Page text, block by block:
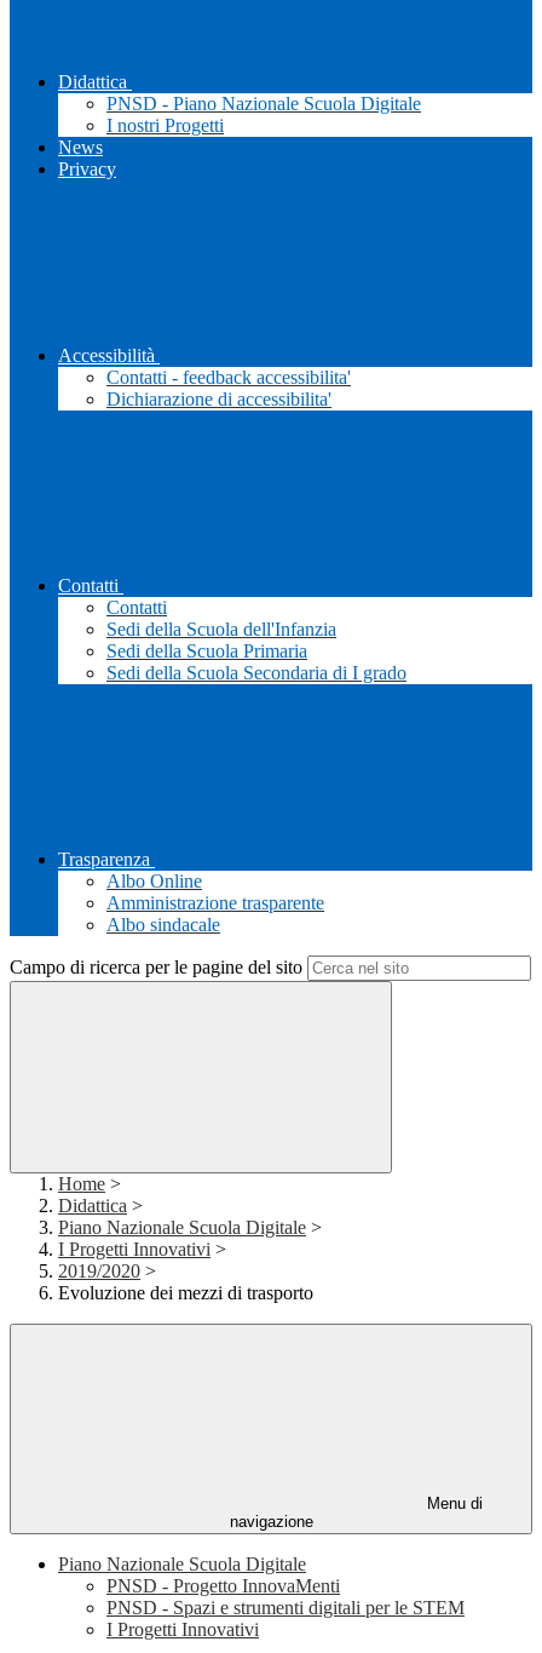
Didattica
PNSD - Piano Nazionale Scuola Digitale
I nostri Progetti
News
Privacy
Accessibilità
Contatti - feedback accessibilita'
Dichiarazione di accessibilita'
Contatti
Contatti
Sedi della Scuola dell'Infanzia
Sedi della Scuola Primaria
Sedi della Scuola Secondaria di I grado
Trasparenza
Albo Online
Amministrazione trasparente
Albo sindacale
Campo di ricerca per le pagine del sito
Home >
Didattica >
Piano Nazionale Scuola Digitale >
I Progetti Innovativi >
2019/2020 >
Evoluzione dei mezzi di trasporto
Menu di
navigazione
Piano Nazionale Scuola Digitale
PNSD - Progetto InnovaMenti
PNSD - Spazi e strumenti digitali per le STEM
I Progetti Innovativi